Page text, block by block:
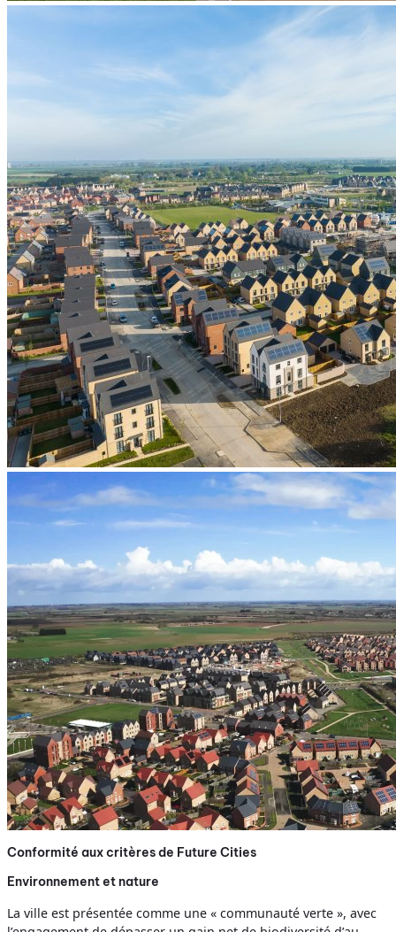
Conformité aux critères de Future Cities
Environnement et nature
La ville est présentée comme une « communauté verte », avec